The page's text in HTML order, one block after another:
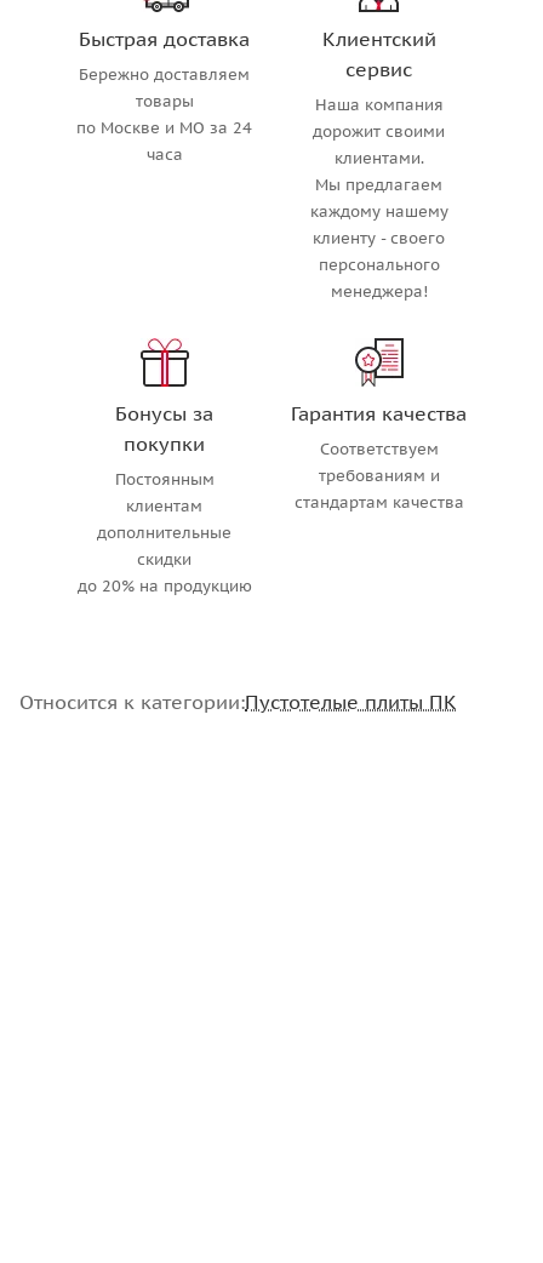
Быстрая доставка
Бережно доставляем
товары
по Москве и МО за 24
часа
Клиентский
сервис
Наша компания
дорожит своими
клиентами.
Мы предлагаем
каждому нашему
клиенту - своего
персонального
менеджера!
Бонусы за
покупки
Постоянным
клиентам
дополнительные
скидки
до 20% на продукцию
Гарантия качества
Соответствуем
требованиям и
стандартам качества
Относится к категории:Пустотелые плиты ПК